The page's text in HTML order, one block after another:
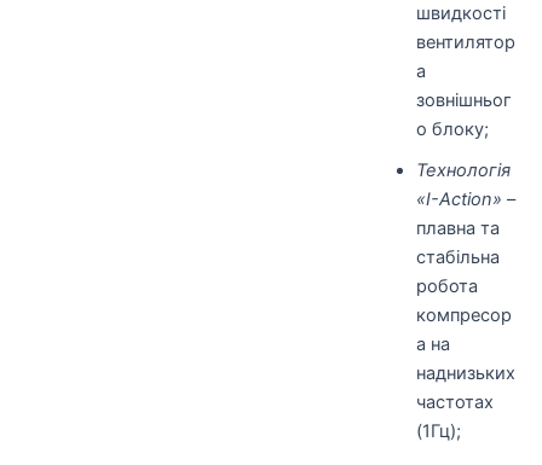
швидкості
вентилятор
а
зовнішньог
о блоку;
Технологія
«I-Action» –
плавна та
стабільна
робота
компресор
а на
наднизьких
частотах
(1Гц);